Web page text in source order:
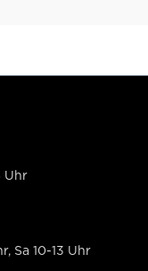
Uhr
Sa 10-13 Uhr